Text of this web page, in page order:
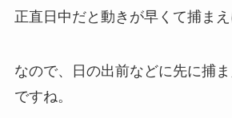
正直日中だと動きが早くて捕まえ
なので、日の出前などに先に捕
ですね。